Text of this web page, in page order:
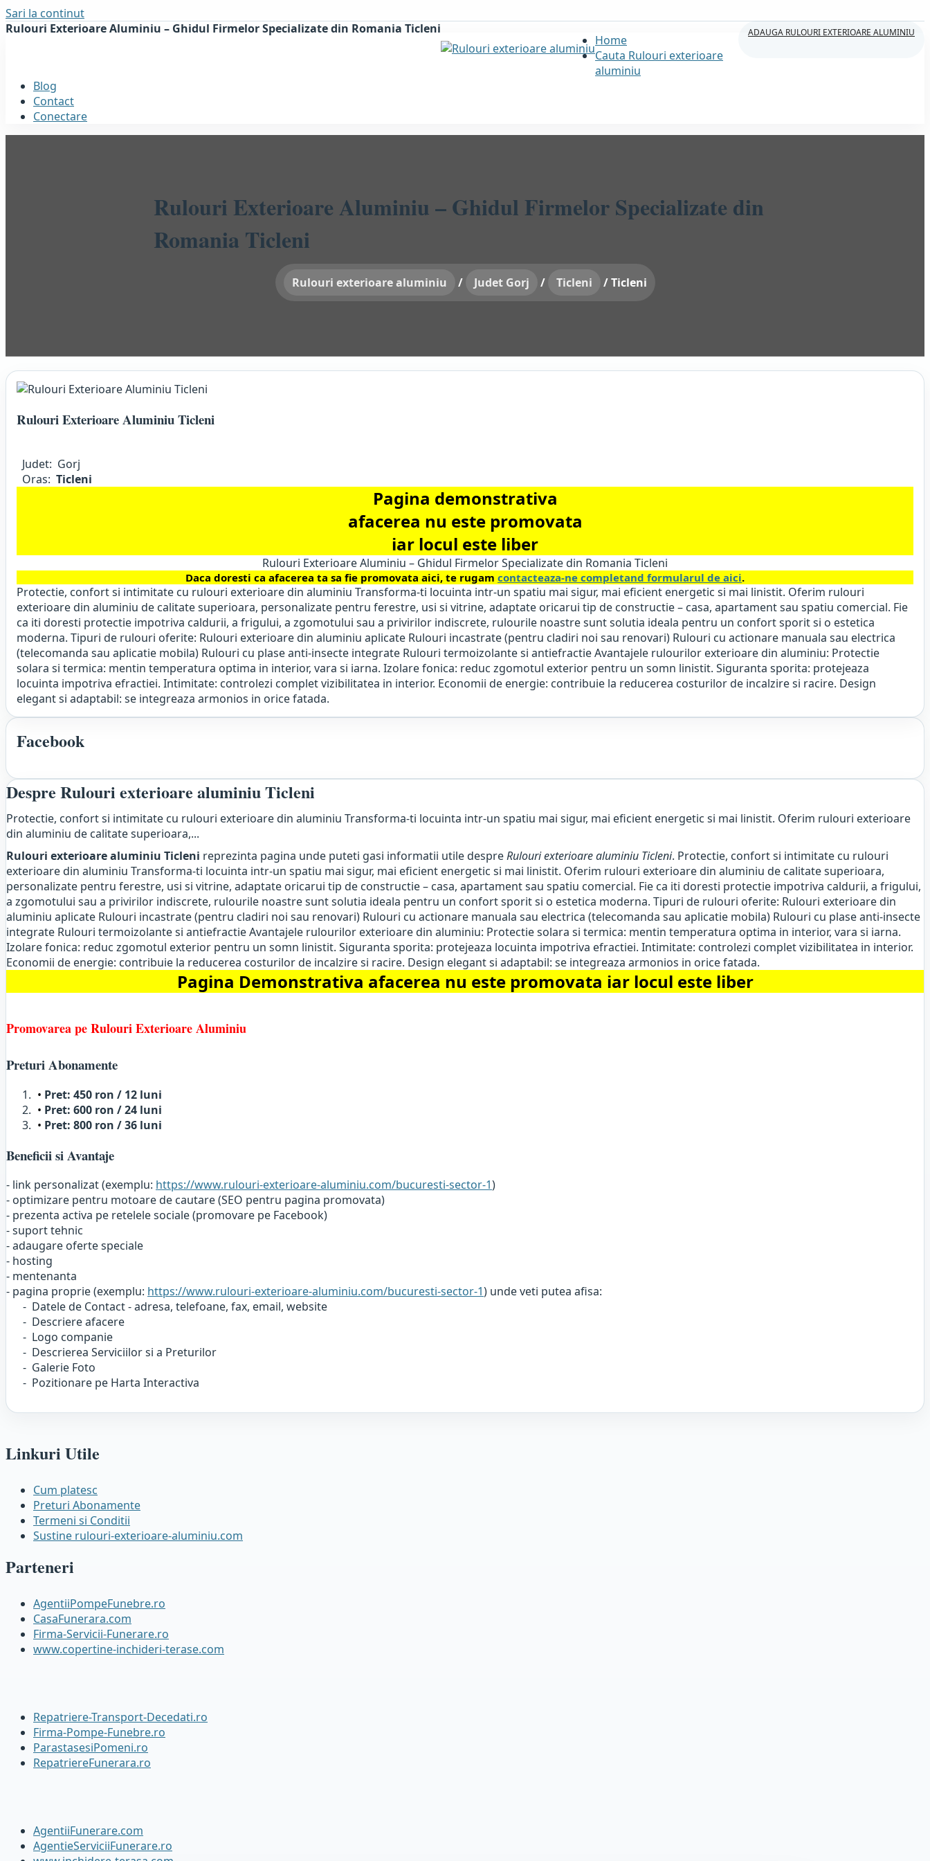
Sari la continut
Rulouri Exterioare Aluminiu – Ghidul Firmelor Specializate din Romania Ticleni
ADAUGA RULOURI EXTERIOARE ALUMINIU
Home
Cauta Rulouri exterioare
aluminiu
Blog
Contact
Conectare
Rulouri Exterioare Aluminiu – Ghidul Firmelor Specializate din
Romania Ticleni
Rulouri exterioare aluminiu / Judet Gorj / Ticleni /Ticleni
Rulouri Exterioare Aluminiu Ticleni
Judet: Gorj
Oras: Ticleni
Pagina demonstrativa
afacerea nu este promovata
iar locul este liber
Rulouri Exterioare Aluminiu – Ghidul Firmelor Specializate din Romania Ticleni
Daca doresti ca afacerea ta sa fie promovata aici, te rugam contacteaza-ne completand formularul de aici.
Protectie, confort si intimitate cu rulouri exterioare din aluminiu Transforma-ti locuinta intr-un spatiu mai sigur, mai eficient energetic si mai linistit. Oferim rulouri
exterioare din aluminiu de calitate superioara, personalizate pentru ferestre, usi si vitrine, adaptate oricarui tip de constructie – casa, apartament sau spatiu comercial. Fie
ca iti doresti protectie impotriva caldurii, a frigului, a zgomotului sau a privirilor indiscrete, rulourile noastre sunt solutia ideala pentru un confort sporit si o estetica
moderna. Tipuri de rulouri oferite: Rulouri exterioare din aluminiu aplicate Rulouri incastrate (pentru cladiri noi sau renovari) Rulouri cu actionare manuala sau electrica
(telecomanda sau aplicatie mobila) Rulouri cu plase anti-insecte integrate Rulouri termoizolante si antiefractie Avantajele rulourilor exterioare din aluminiu: Protectie
solara si termica: mentin temperatura optima in interior, vara si iarna. Izolare fonica: reduc zgomotul exterior pentru un somn linistit. Siguranta sporita: protejeaza
locuinta impotriva efractiei. Intimitate: controlezi complet vizibilitatea in interior. Economii de energie: contribuie la reducerea costurilor de incalzire si racire. Design
elegant si adaptabil: se integreaza armonios in orice fatada.
Facebook
Despre Rulouri exterioare aluminiu Ticleni
Protectie, confort si intimitate cu rulouri exterioare din aluminiu Transforma-ti locuinta intr-un spatiu mai sigur, mai eficient energetic si mai linistit. Oferim rulouri exterioare
din aluminiu de calitate superioara,...
Rulouri exterioare aluminiu Ticleni reprezinta pagina unde puteti gasi informatii utile despreRulouri exterioare aluminiu Ticleni. Protectie, confort si intimitate cu rulouri
exterioare din aluminiu Transforma-ti locuinta intr-un spatiu mai sigur, mai eficient energetic si mai linistit. Oferim rulouri exterioare din aluminiu de calitate superioara,
personalizate pentru ferestre, usi si vitrine, adaptate oricarui tip de constructie – casa, apartament sau spatiu comercial. Fie ca iti doresti protectie impotriva caldurii, a frigului,
a zgomotului sau a privirilor indiscrete, rulourile noastre sunt solutia ideala pentru un confort sporit si o estetica moderna. Tipuri de rulouri oferite: Rulouri exterioare din
aluminiu aplicate Rulouri incastrate (pentru cladiri noi sau renovari) Rulouri cu actionare manuala sau electrica (telecomanda sau aplicatie mobila) Rulouri cu plase anti-insecte
integrate Rulouri termoizolante si antiefractie Avantajele rulourilor exterioare din aluminiu: Protectie solara si termica: mentin temperatura optima in interior, vara si iarna.
Izolare fonica: reduc zgomotul exterior pentru un somn linistit. Siguranta sporita: protejeaza locuinta impotriva efractiei. Intimitate: controlezi complet vizibilitatea in interior.
Economii de energie: contribuie la reducerea costurilor de incalzire si racire. Design elegant si adaptabil: se integreaza armonios in orice fatada.
Pagina Demonstrativa afacerea nu este promovata iar locul este liber
Promovarea pe Rulouri Exterioare Aluminiu
Preturi Abonamente
Pret: 450 ron / 12 luni
Pret: 600 ron / 24 luni
Pret: 800 ron / 36 luni
Beneficii si Avantaje
- link personalizat (exemplu: https://www.rulouri-exterioare-aluminiu.com/bucuresti-sector-1)
- optimizare pentru motoare de cautare (SEO pentru pagina promovata)
- prezenta activa pe retelele sociale (promovare pe Facebook)
- suport tehnic
- adaugare oferte speciale
- hosting
- mentenanta
- pagina proprie (exemplu: https://www.rulouri-exterioare-aluminiu.com/bucuresti-sector-1) unde veti putea afisa:
- Datele de Contact - adresa, telefoane, fax, email, website
- Descriere afacere
- Logo companie
- Descrierea Serviciilor si a Preturilor
- Galerie Foto
- Pozitionare pe Harta Interactiva
Linkuri Utile
Cum platesc
Preturi Abonamente
Termeni si Conditii
Sustine rulouri-exterioare-aluminiu.com
Parteneri
AgentiiPompeFunebre.ro
CasaFunerara.com
Firma-Servicii-Funerare.ro
www.copertine-inchideri-terase.com
Repatriere-Transport-Decedati.ro
Firma-Pompe-Funebre.ro
ParastasesiPomeni.ro
RepatriereFunerara.ro
AgentiiFunerare.com
AgentieServiciiFunerare.ro